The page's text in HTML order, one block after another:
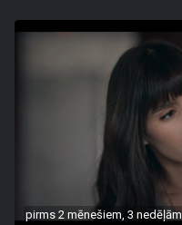
pirms 2 mēnešiem, 3 nedēļām